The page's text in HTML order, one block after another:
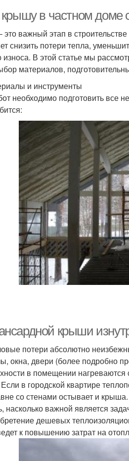
крышу в частном доме
важный этап в
снизить потери тепла,
В этой статье мы
материалов,
и инструменты
необходимо подготовить все
крыши
потери абсолютно
окна, двери (более подробно
в помещении
в городской квартире
со стенами остывает и
насколько важной является
дешевых
к повышению затрат на